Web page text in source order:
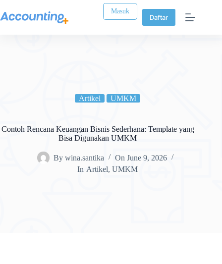
Masuk
Daftar
Artikel UMKM
Contoh Rencana Keuangan Bisnis Sederhana: Template yang
Bisa Digunakan UMKM
By wina.santika On June 9, 2026
In Artikel, UMKM